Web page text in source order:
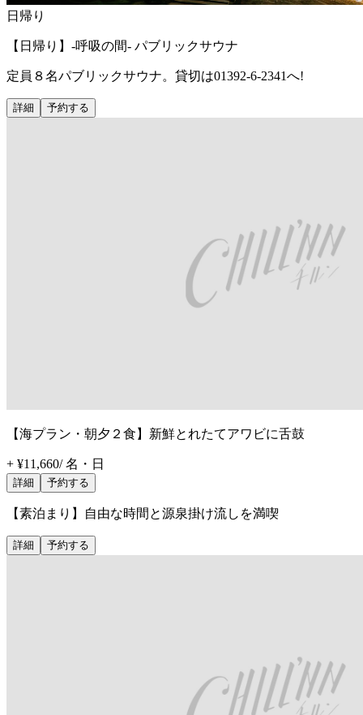
日帰り
【日帰り】-呼吸の間- パブリックサウナ
定員８名パブリックサウナ。貸切は01392-6-2341へ!
詳細 予約する
【海プラン・朝夕２食】新鮮とれたてアワビに舌鼓
+ ¥11,660/名・日
詳細 予約する
【素泊まり】自由な時間と源泉掛け流しを満喫
詳細 予約する